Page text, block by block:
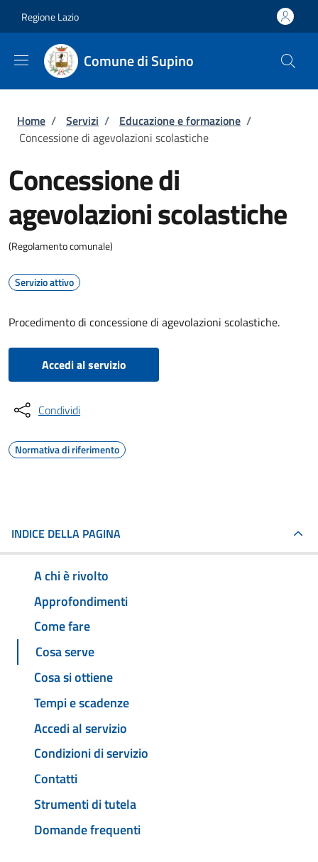
Regione Lazio
Comune di Supino
Briciole di pane
Home / Servizi / Educazione e formazione /
Concessione di agevolazioni scolastiche
Concessione di
agevolazioni scolastiche
(Regolamento comunale)
Servizio attivo
Procedimento di concessione di agevolazioni scolastiche.
Accedi al servizio
Condividi
Normativa di riferimento
INDICE DELLA PAGINA
A chi è rivolto
Approfondimenti
Come fare
Cosa serve
Cosa si ottiene
Tempi e scadenze
Accedi al servizio
Condizioni di servizio
Contatti
Strumenti di tutela
Domande frequenti